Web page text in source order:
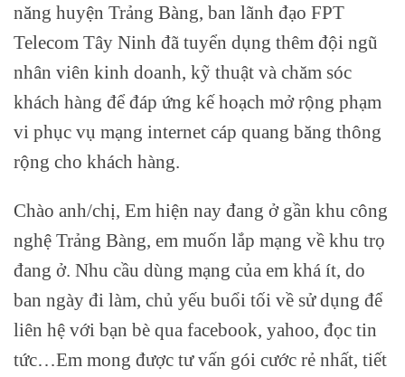
năng huyện Trảng Bàng, ban lãnh đạo FPT
Telecom Tây Ninh đã tuyển dụng thêm đội ngũ
nhân viên kinh doanh, kỹ thuật và chăm sóc
khách hàng để đáp ứng kế hoạch mở rộng phạm
vi phục vụ mạng internet cáp quang băng thông
rộng cho khách hàng.
Chào anh/chị, Em hiện nay đang ở gần khu công
nghệ Trảng Bàng, em muốn lắp mạng về khu trọ
đang ở. Nhu cầu dùng mạng của em khá ít, do
ban ngày đi làm, chủ yếu buổi tối về sử dụng để
liên hệ với bạn bè qua facebook, yahoo, đọc tin
tức…Em mong được tư vấn gói cước rẻ nhất, tiết